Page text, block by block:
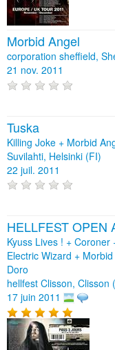
Morbid Angel
corporation sheffield,
21 nov. 2011
Tuska
Killing Joke + Morbid
Suvilahti, Helsinki (FI)
22 juil. 2011
HELLFEST OPEN
Kyuss Lives ! +
Electric Wizard +
Doro
hellfest Clisson, Clisson
17 juin 2011